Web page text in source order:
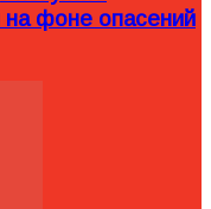
на фоне опасений